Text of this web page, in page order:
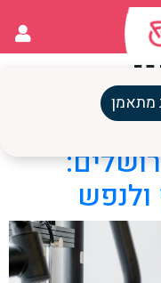
מתאמן
ולנפש